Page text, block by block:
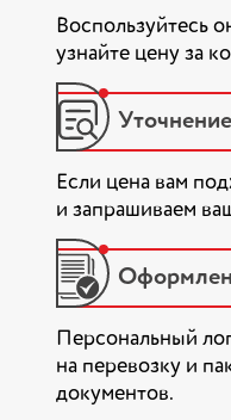
Воспользуйтесь
узнайте цену за
Если цена вам
и запрашиваем
Персональный
на перевозку и
документов.